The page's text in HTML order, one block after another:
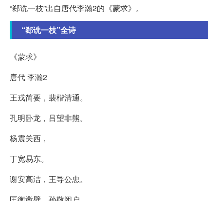
“郄诜一枝”出自唐代李瀚2的《蒙求》。
“郄诜一枝”全诗
《蒙求》
唐代 李瀚2
王戎简要，裴楷清通。
孔明卧龙，吕望非熊。
杨震关西，
丁宽易东。
谢安高洁，王导公忠。